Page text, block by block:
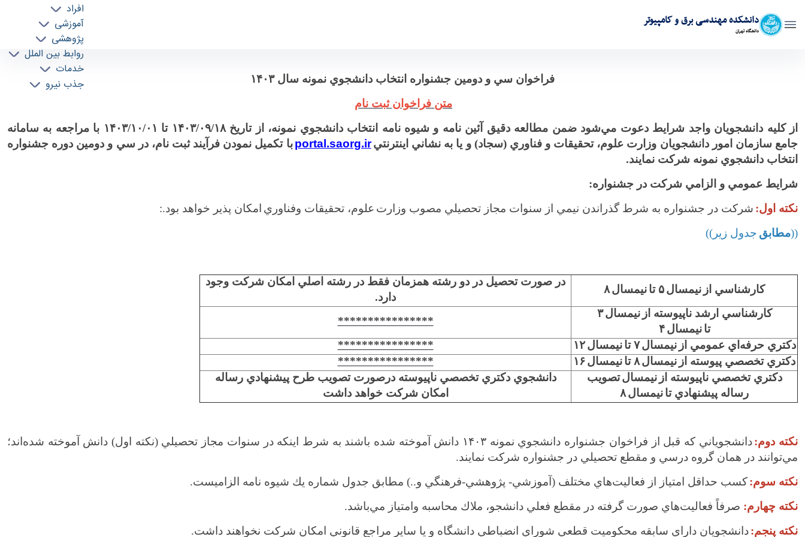
دانشکده مهندسی برق و کامپیوتر
دانشگاه تهران
افراد
آموزشی
پژوهشی
روابط بین الملل
خدمات
جذب نیرو
اطلاعیه فراخوان سي و دومين جشنواره انتخاب دانشجوي نمونه سال ۱۴۰۳ - ece- دانشکده مهندسی برق و کامپیوترفراخوان سي و دومين جشنواره انتخاب دانشجوي نمونه سال۱۴۰۳
متن فراخوان ثبت نام
از كليه دانشجويان واجد شرايط دعوت مي‌شود ضمن مطالعه دقيق آئين نامه و شيوه نامه انتخاب دانشجوي نمونه، از تاريخ۱۸/‏۰۹/‏۱۴۰۳ تا ۰۱/‏۱۰/‏۱۴۰۳
با مراجعه به سامانه
جامع سازمان امور دانشجويان وزارت علوم، تحقيقات و فناوري (سجاد) و يا به نشاني اينترنتي portal.saorg.ir با تكميل نمودن فرآيند ثبت نام، در سي و دومين دوره جشنواره
انتخاب دانشجوي نمونه شركت نمايند.
شرايط عمومي و الزامي شركت در جشنواره:
نكته اول: شركت در جشنواره به شرط گذراندن نيمي از سنوات مجاز تحصيلي مصوب وزارت علوم، تحقيقات وفناوري امكان پذير خواهد بود.:
((مطابق جدول زير))
كارشناسي از نيمسال۵ تانيمسال۸
در صورت تحصيل در دو رشته همزمان فقط در رشته اصلي امكان شركت وجود
دارد.
كارشناسي ارشد ناپيوسته از نيمسال ۳
تا نيمسال ۴
****************
دكتري حرفه‌اي عمومي از نيمسال ۷تا نيمسال ۱۲
****************
دكتري تخصصي پيوسته از نيمسال۸ تانيمسال۱۶
****************
دكتري تخصصي ناپيوسته از نيمسال تصويب
رساله پيشنهادي تانيمسال۸
دانشجوي دكتري تخصصي ناپيوسته درصورت تصويب طرح پيشنهادي رساله
امكان شركت خواهد داشت
نكته دوم: دانشجوياني كه قبل از فراخوان جشنواره دانشجوي نمونه ۱۴۰۳ دانش آموخته شده باشند به شرط اينكه در سنوات مجاز تحصيلي (نكته اول) دانش آموخته شده‌اند؛
مي‌توانند در همان گروه درسي و مقطع تحصيلي در جشنواره شركت نمايند.
نكته سوم:كسب حداقل امتياز از فعاليت‌هاي مختلف (آموزشي- پژوهشي-فرهنگي و..) مطابق جدول شماره يك شيوه نامه الزاميست.
نكته چهارم: صرفاً فعاليت‌هاي صورت گرفته در مقطع فعلي دانشجو، ملاك محاسبه وامتياز مي‌باشد.
نكته پنجم:دانشجويان داراي سابقه محكوميت قطعي شوراي انضباطي دانشگاه و يا ساير مراجع قانوني امكان شركت نخواهند داشت.